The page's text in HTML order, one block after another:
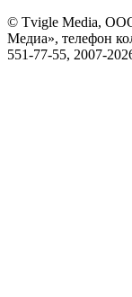
© Tvigle Media,
Медиа», телефон
551-77-55, 2007-